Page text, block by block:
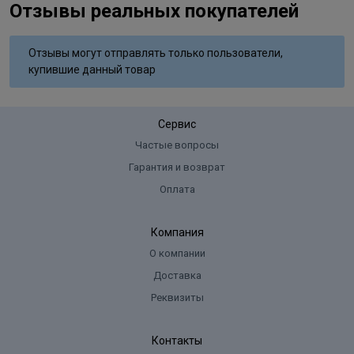
Состав
Hydroxide, Sodium Laureth Sulfate, Lanolin Alcohol, Sodium Lauryl
Sulfate, Ammoniumsulfate, Glycol Distearate, Sodium Cocoyl
Chloro-4-Nitrophenol, m-Aminophenol, Tocopherol.
Отзывы реальных покупателей
Отзывы могут отправлять только пользователи,
купившие данный товар
Сервис
Частые вопросы
Гарантия и возврат
Оплата
Компания
О компании
Доставка
Реквизиты
Контакты